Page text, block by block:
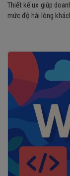
Thiết kế ux giúp
mức độ hài lòng